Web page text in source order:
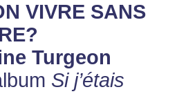
VIVRE SANS
Turgeon
Si j’étais